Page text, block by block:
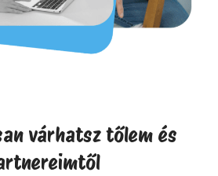
várhatsz tőlem és